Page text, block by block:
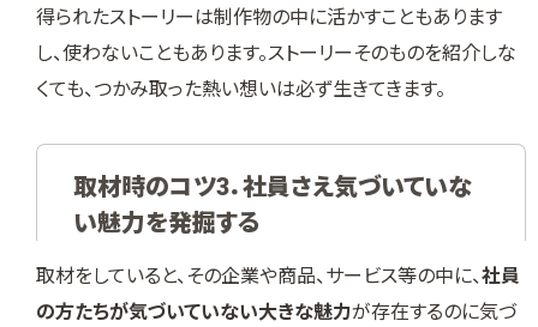
得られたストーリーは制作物の中に活かすこともあります
し、使わないこともあります。ストーリーそのものを紹介しな
くても、つかみ取った熱い想いは必ず生きてきます。
取材時のコツ3．社員さえ気づいていな
い魅力を発掘する
取材をしていると、その企業や商品、サービス等の中に、社員
の方たちが気づいていない大きな魅力が存在するのに気づ